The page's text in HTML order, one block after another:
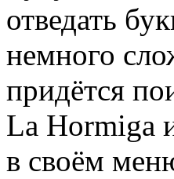
отведать
немного
придётся
La Hormiga
в своём